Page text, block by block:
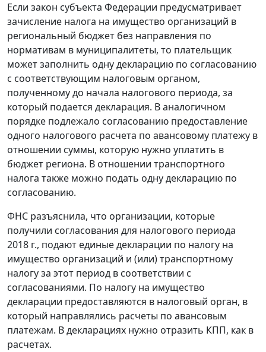
Если закон субъекта Федерации предусматривает
зачисление налога на имущество организаций в
региональный бюджет без направления по
нормативам в муниципалитеты, то плательщик
может заполнить одну декларацию по согласованию
с соответствующим налоговым органом,
полученному до начала налогового периода, за
который подается декларация. В аналогичном
порядке подлежало согласованию предоставление
одного налогового расчета по авансовому платежу в
отношении суммы, которую нужно уплатить в
бюджет региона. В отношении транспортного
налога также можно подать одну декларацию по
согласованию.
ФНС разъяснила, что организации, которые
получили согласования для налогового периода
2018 г., подают единые декларации по налогу на
имущество организаций и (или) транспортному
налогу за этот период в соответствии с
согласованиями. По налогу на имущество
декларации предоставляются в налоговый орган, в
который направлялись расчеты по авансовым
платежам. В декларациях нужно отразить КПП, как в
расчетах.